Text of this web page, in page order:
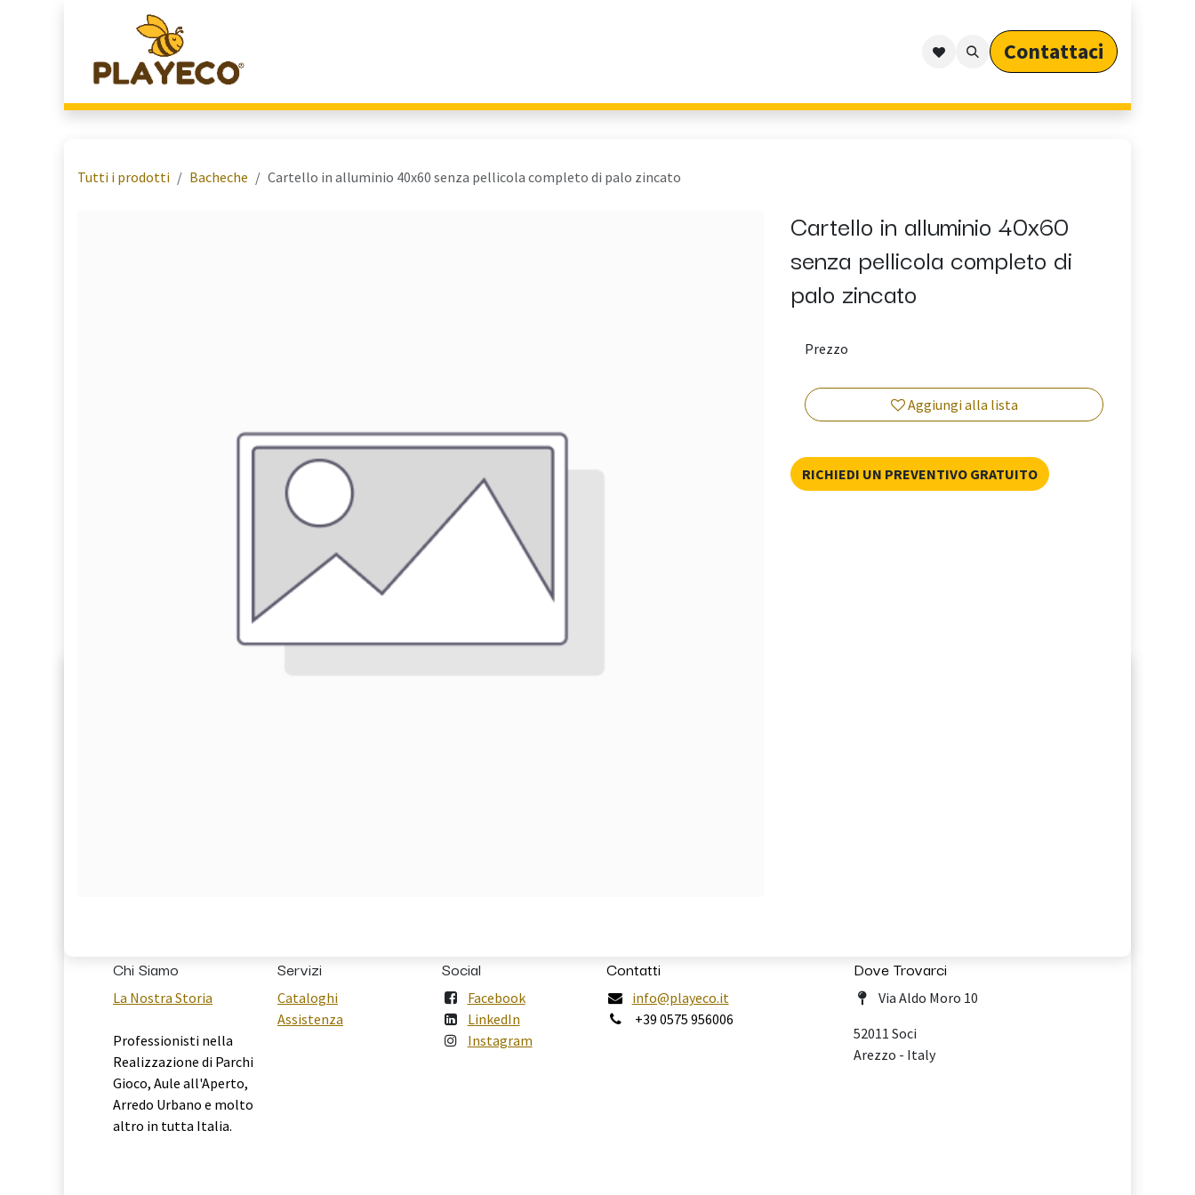
Arredo Outdoor per Privati
Contattaci​​​​​​
Tutti i prodotti Bacheche Cartello in alluminio 40x60 senza pellicola completo di palo zincato
Cartello in alluminio 40x60
senza pellicola completo di
palo zincato
Aggiungi alla lista
Prezzo
RICHIEDI UN PREVENTIVO GRATUITO
Chi Siamo
La Nostra Storia
Professionisti nella
Realizzazione di Parchi
Gioco, Aule all'Aperto,
Arredo Urbano e molto
altro in tutta Italia.
Servizi
Cataloghi
Assistenza
Social
Facebook
LinkedIn
Instagram
Contatti
info@playeco.it
+39 0575 956006
Dove Trovarci
Via Aldo Moro 10
52011 Soci
Arezzo - Italy